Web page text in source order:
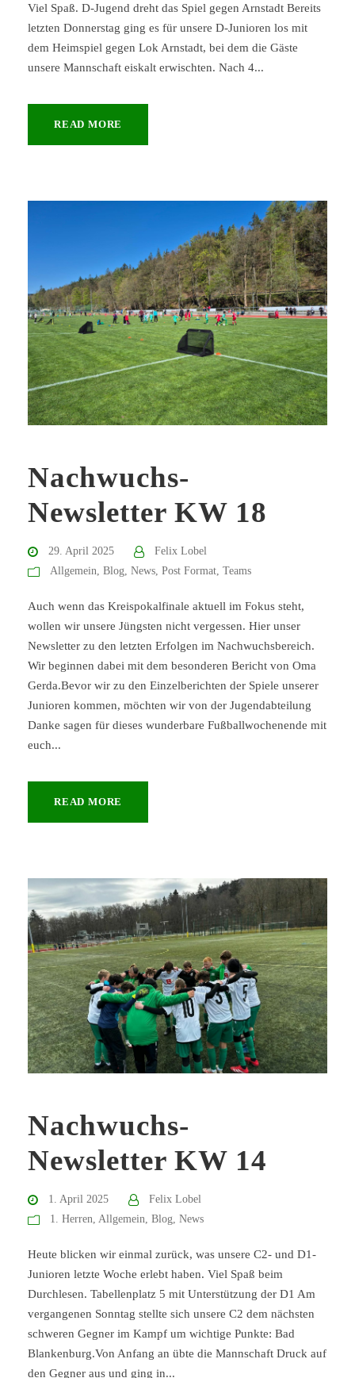
Viel Spaß. D-Jugend dreht das Spiel gegen Arnstadt Bereits
letzten Donnerstag ging es für unsere D-Junioren los mit
dem Heimspiel gegen Lok Arnstadt, bei dem die Gäste
unsere Mannschaft eiskalt erwischten. Nach 4...
READ MORE
Nachwuchs-
Newsletter KW 18
29. April 2025
Felix Lobel
Allgemein, Blog, News, Post Format, Teams
Auch wenn das Kreispokalfinale aktuell im Fokus steht,
wollen wir unsere Jüngsten nicht vergessen. Hier unser
Newsletter zu den letzten Erfolgen im Nachwuchsbereich.
Wir beginnen dabei mit dem besonderen Bericht von Oma
Gerda.Bevor wir zu den Einzelberichten der Spiele unserer
Junioren kommen, möchten wir von der Jugendabteilung
Danke sagen für dieses wunderbare Fußballwochenende mit
euch...
READ MORE
Nachwuchs-
Newsletter KW 14
1. April 2025
Felix Lobel
1. Herren, Allgemein, Blog, News
Heute blicken wir einmal zurück, was unsere C2- und D1-
Junioren letzte Woche erlebt haben. Viel Spaß beim
Durchlesen. Tabellenplatz 5 mit Unterstützung der D1 Am
vergangenen Sonntag stellte sich unsere C2 dem nächsten
schweren Gegner im Kampf um wichtige Punkte: Bad
Blankenburg.Von Anfang an übte die Mannschaft Druck auf
den Gegner aus und ging in...